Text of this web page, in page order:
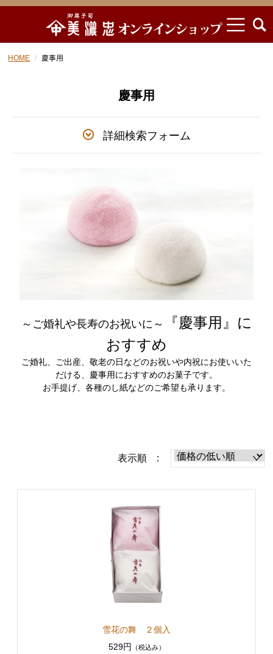
HOME 慶事用
慶事用
詳細検索フォーム
～ご婚礼や長寿のお祝いに～
『慶事用』に
おすすめ
ご婚礼、ご出産、敬老の日などのお祝いや内祝にお使いいた
だける、慶事用におすすめのお菓子です。
お手提げ、各種のし紙などのご希望も承ります。
表示順 :
雪花の舞 ２個入
529円
（税込み）